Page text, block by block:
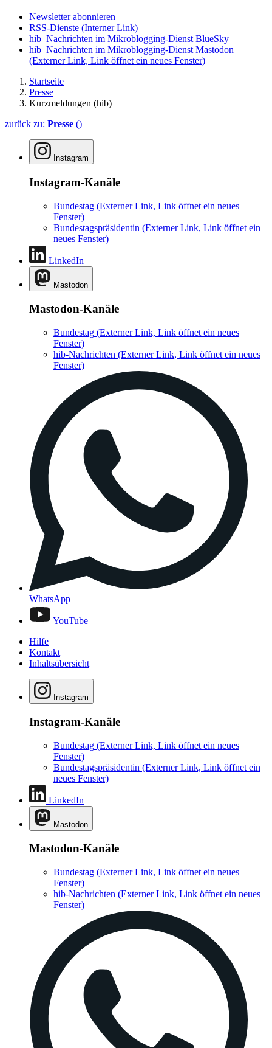
Newsletter abonnieren
RSS-Dienste (Interner Link)
hib_Nachrichten im Mikroblogging-Dienst BlueSky
hib_Nachrichten im Mikroblogging-Dienst Mastodon
(Externer Link, Link öffnet ein neues Fenster)
Startseite
Presse
Kurzmeldungen (hib)
zurück zu: Presse ()
Instagram
Instagram-Kanäle
Bundestag (Externer Link, Link öffnet ein neues
Fenster)
Bundestagspräsidentin (Externer Link, Link öffnet ein
neues Fenster)
LinkedIn
Mastodon
Mastodon-Kanäle
Bundestag (Externer Link, Link öffnet ein neues
Fenster)
hib-Nachrichten (Externer Link, Link öffnet ein neues
Fenster)
WhatsApp
YouTube
Hilfe
Kontakt
Inhaltsübersicht
Instagram
Instagram-Kanäle
Bundestag (Externer Link, Link öffnet ein neues
Fenster)
Bundestagspräsidentin (Externer Link, Link öffnet ein
neues Fenster)
LinkedIn
Mastodon
Mastodon-Kanäle
Bundestag (Externer Link, Link öffnet ein neues
Fenster)
hib-Nachrichten (Externer Link, Link öffnet ein neues
Fenster)